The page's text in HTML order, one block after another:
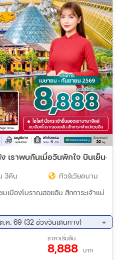
ทัวร์เวียดนาม ซุปตาร์...ดานั
3คืน
ทัวร์เวียดนาม
เมืองโบราณฮอยอัน สักการะเจ้าแม่
ค. 69 (32 ช่วงวันเดินทาง)
11 ส.ค. 69 - 14 ส.ค. 69
15 ส.ค. 69 - 18 ส.ค. 69
18 ส.ค. 69 - 21 ส.ค. 69
ราคาเริ่มต้น
8,888 บาท